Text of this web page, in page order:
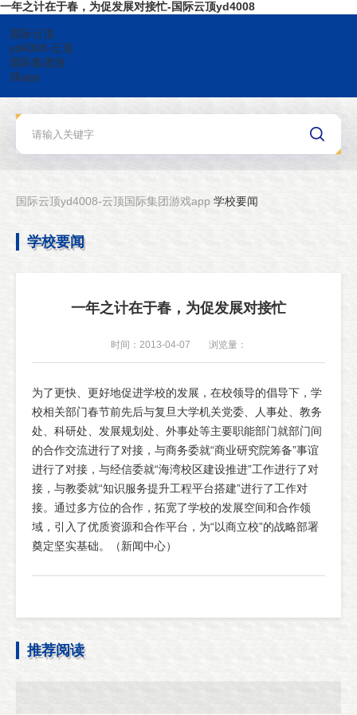
一年之计在于春，为促发展对接忙-国际云顶yd4008
国际云顶
yd4008-云顶
国际集团游
戏app
国际云顶yd4008-云顶国际集团游戏app 学校要闻
学校要闻
一年之计在于春，为促发展对接忙
时间：2013-04-07 浏览量：
为了更快、更好地促进学校的发展，在校领导的倡导下，学
校相关部门春节前先后与复旦大学机关党委、人事处、教务
处、科研处、发展规划处、外事处等主要职能部门就部门间
的合作交流进行了对接，与商务委就“商业研究院筹备”事谊
进行了对接，与经信委就“海湾校区建设推进”工作进行了对
接，与教委就“知识服务提升工程平台搭建”进行了工作对
接。通过多方位的合作，拓宽了学校的发展空间和合作领
域，引入了优质资源和合作平台，为“以商立校”的战略部署
奠定坚实基础。（新闻中心）
推荐阅读